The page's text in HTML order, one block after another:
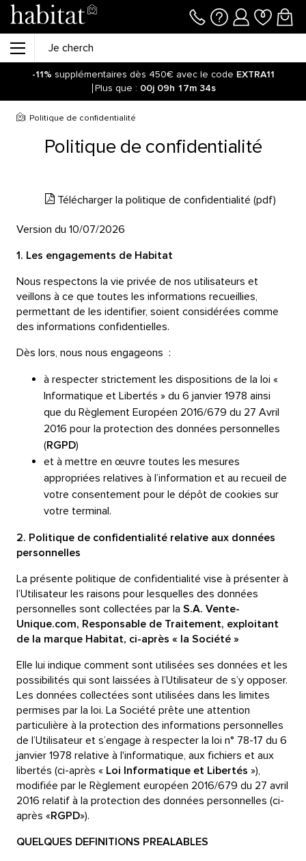
-11% supplémentaires dès 450€ avec le code EXTRA11
Plus que : 00j 09h 17m 33s
Politique de confidentialité
Politique de confidentialité
Télécharger la politique de confidentialité (pdf)
Version du 10/07/2026
1. Les engagements de Habitat
Nous respectons la vie privée de nos utilisateurs et
veillons à ce que toutes les informations recueillies,
permettant de les identifier, soient considérées comme
des informations confidentielles.
Dès lors, nous nous engageons :
à respecter strictement les dispositions de la loi «
Informatique et Libertés » du 6 janvier 1978 ainsi
que du Règlement Européen 2016/679 du 27 Avril
2016 pour la protection des données personnelles
(RGPD)
et à mettre en œuvre toutes les mesures
appropriées relatives à l’information et au recueil de
votre consentement pour le dépôt de cookies sur
votre terminal.
2. Politique de confidentialité relative aux données
personnelles
La présente politique de confidentialité vise à présenter à
l’Utilisateur les raisons pour lesquelles des données
personnelles sont collectées par la S.A. Vente-
Unique.com, Responsable de Traitement, exploitant
de la marque Habitat, ci-après « la Société »
Elle lui indique comment sont utilisées ses données et les
possibilités qui sont laissées à l’Utilisateur de s’y opposer.
Les données collectées sont utilisées dans les limites
permises par la loi. La Société prête une attention
particulière à la protection des informations personnelles
de l’Utilisateur et s’engage à respecter la loi n° 78-17 du 6
janvier 1978 relative à l'informatique, aux fichiers et aux
libertés (ci-après « Loi Informatique et Libertés »),
modifiée par le Règlement européen 2016/679 du 27 avril
2016 relatif à la protection des données personnelles (ci-
après «RGPD»).
QUELQUES DEFINITIONS PREALABLES